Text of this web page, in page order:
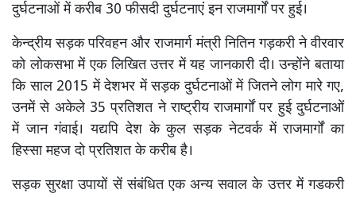
दुर्घटनाओं में करीब 30 फीसदी दुर्घटनाएं इन राजमार्गों पर हुई।
केन्द्रीय सड़क परिवहन और राजमार्ग मंत्री नितिन गड़करी ने वीरवार
को लोकसभा में एक लिखित उत्तर में यह जानकारी दी। उन्होंने बताया
कि साल 2015 में देशभर में सड़क दुर्घटनाओं में जितने लोग मारे गए,
उनमें से अकेले 35 प्रतिशत ने राष्ट्रीय राजमार्गों पर हुई दुर्घटनाओं
में जान गंवाई। यद्यपि देश के कुल सड़क नेटवर्क में राजमार्गों का
हिस्सा महज दो प्रतिशत के करीब है।
सड़क सुरक्षा उपायों सें संबंधित एक अन्य सवाल के उत्तर में गडकरी